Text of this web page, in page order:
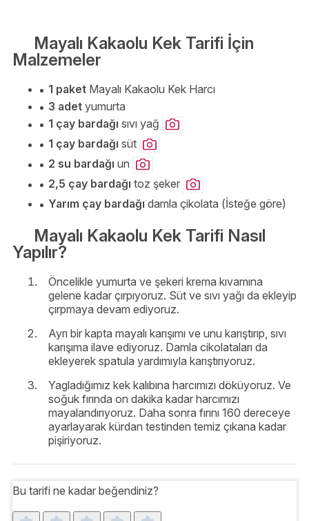
Mayalı Kakaolu Kek Tarifi İçin
Malzemeler
1 paket Mayalı Kakaolu Kek Harcı
3 adet yumurta
1 çay bardağı sıvı yağ
1 çay bardağı süt
2 su bardağı un
2,5 çay bardağı toz şeker
Yarım çay bardağı damla çikolata (İsteğe göre)
Mayalı Kakaolu Kek Tarifi Nasıl
Yapılır?
Öncelikle yumurta ve şekeri krema kıvamına
gelene kadar çırpıyoruz. Süt ve sıvı yağı da ekleyip
çırpmaya devam ediyoruz.
Ayrı bir kapta mayalı karışımı ve unu karıştırıp, sıvı
karışıma ilave ediyoruz. Damla cikolataları da
ekleyerek spatula yardımıyla karıştırıyoruz.
Yagladığımız kek kalıbına harcımızı döküyoruz. Ve
soğuk fırında on dakika kadar harcımızı
mayalandırıyoruz. Daha sonra fırını 160 dereceye
ayarlayarak kürdan testinden temiz çıkana kadar
pişiriyoruz.
Bu tarifi ne kadar beğendiniz?